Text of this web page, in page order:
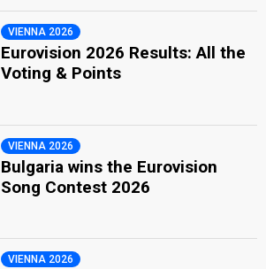
VIENNA 2026
Eurovision 2026 Results: All the
Voting & Points
VIENNA 2026
Bulgaria wins the Eurovision
Song Contest 2026
VIENNA 2026